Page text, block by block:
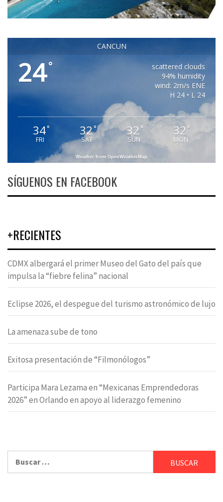
CANCUN
24°
scattered clouds
94% humidity
wind: 2m/s ENE
H 24 • L 24
34°
FRI
32°
SAT
32 °
SUN
32 °
MON
Weather from OpenWeatherMap
SÍGUENOS EN FACEBOOK
+RECIENTES
CDMX albergará el primer Museo del Gato del país que
impulsa la “fiebre felina” nacional
Eclipse 2026, el despegue del turismo astronómico de lujo
La amenaza sube de tono
Exitosa presentación de “Filmonólogos”
Participa Mara Lezama en “Mexicanas Emprendedoras
2026” en Orlando en apoyo al liderazgo femenino